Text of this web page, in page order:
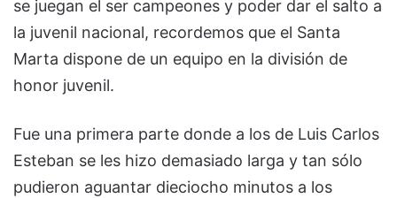
se juegan el ser campeones y poder dar el salto a
la juvenil nacional, recordemos que el Santa
Marta dispone de un equipo en la división de
honor juvenil.
Fue una primera parte donde a los de Luis Carlos
Esteban se les hizo demasiado larga y tan sólo
pudieron aguantar dieciocho minutos a los